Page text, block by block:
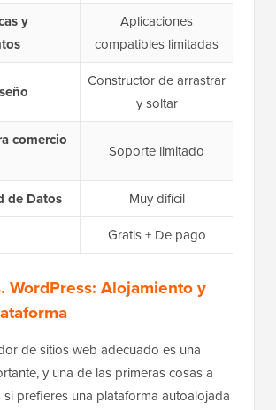
y
Aplicaciones
compatibles limitadas
Constructor de arrastrar
y soltar
comercio
Soporte limitado
de Datos Muy difícil
Gratis + De pago
WordPress: Alojamiento y
de sitios web adecuado es una
y una de las primeras cosas a
prefieres una plataforma autoalojada